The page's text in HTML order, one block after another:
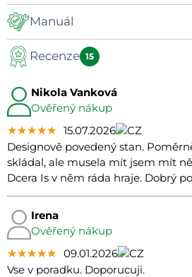
- Manuál
Manual
Recenze 15
Nikola Vanková
Ověřený nákup
★★★★★
★★★★★
★★★★★ 15.07.2026
Designově povedený stan.
skládal, ale musela mít jsem mít
Dcera Is v něm ráda hraje. Dobrý
Irena
Ověřený nákup
★★★★★
★★★★★
★★★★★ 09.01.2026
Vse v poradku. Doporucuji.